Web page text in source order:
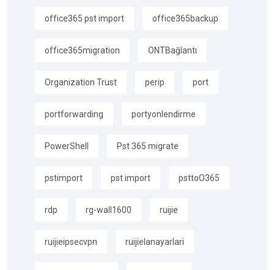
office365 pst import office365backup
office365migration ONTBağlantı
Organization Trust perip port
portforwarding portyonlendirme
PowerShell Pst 365 migrate
pstimport pst import psttoO365
rdp rg-wall1600 ruijie
ruijieipsecvpn ruijielanayarlari